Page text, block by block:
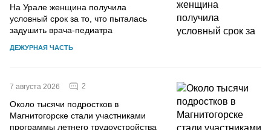
На Урале женщина получила
условный срок за то, что пыталась
задушить врача-педиатра
ДЕЖУРНАЯ ЧАСТЬ
7 августа 2026 2
Около тысячи подростков в
Магнитогорске стали участниками
программы летнего трудоустройства